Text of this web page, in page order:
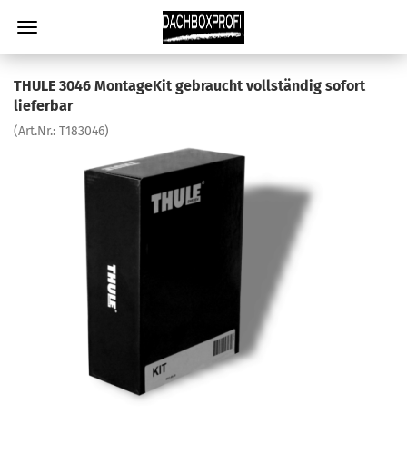
THULE 3046 MontageKit gebraucht vollständig sofort
lieferbar
(Art.Nr.: T183046)